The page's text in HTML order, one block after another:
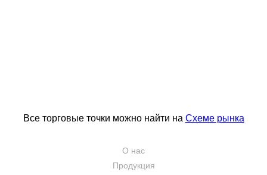
Все торговые точки можно найти на Схеме рынка
О нас
Продукция